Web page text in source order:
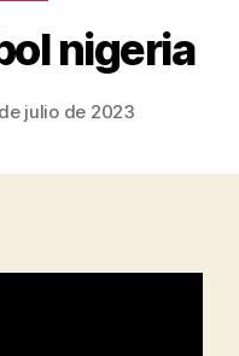
nigeria
julio de 2023